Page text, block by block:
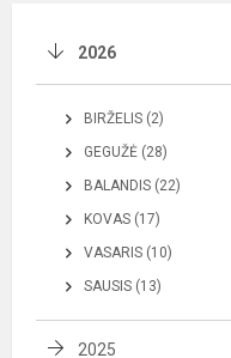
2026
BIRŽELIS (2)
GEGUŽĖ (28)
BALANDIS (22)
KOVAS (17)
VASARIS (10)
SAUSIS (13)
2025